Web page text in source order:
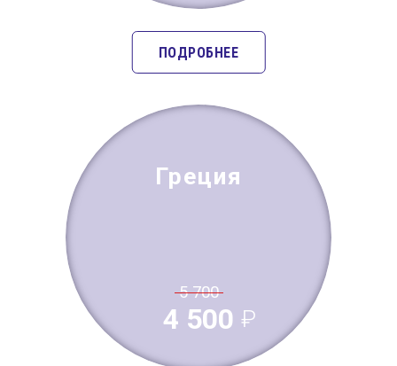
ПОДРОБНЕЕ
Греция
5 700
4 500